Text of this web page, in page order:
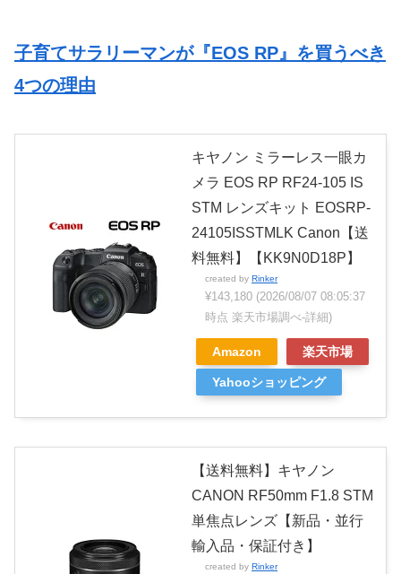
子育てサラリーマンが『EOS RP』を買うべき
4つの理由
キヤノン ミラーレス一眼カ
メラ EOS RP RF24-105 IS
STM レンズキット EOSRP-
24105ISSTMLK Canon【送
料無料】【KK9N0D18P】
created by Rinker
¥143,180 (2026/08/07 08:05:37
時点 楽天市場調べ-詳細)
Amazon 楽天市場
Yahooショッピング
【送料無料】キヤノン
CANON RF50mm F1.8 STM
単焦点レンズ【新品・並行
輸入品・保証付き】
created by Rinker